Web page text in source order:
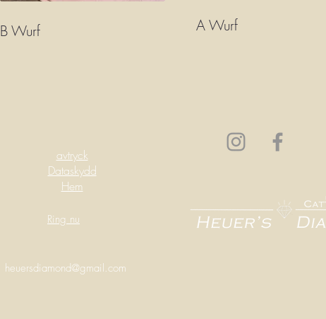
B Wurf A Wurf
avtryck
Dataskydd
Hem
Ring nu
heuersdiamond@gmail.com